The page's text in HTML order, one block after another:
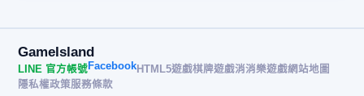
GameIsland
LINE 官方帳號FacebookHTML5遊戲棋牌遊戲消消樂遊戲網站地圖
隱私權政策服務條款